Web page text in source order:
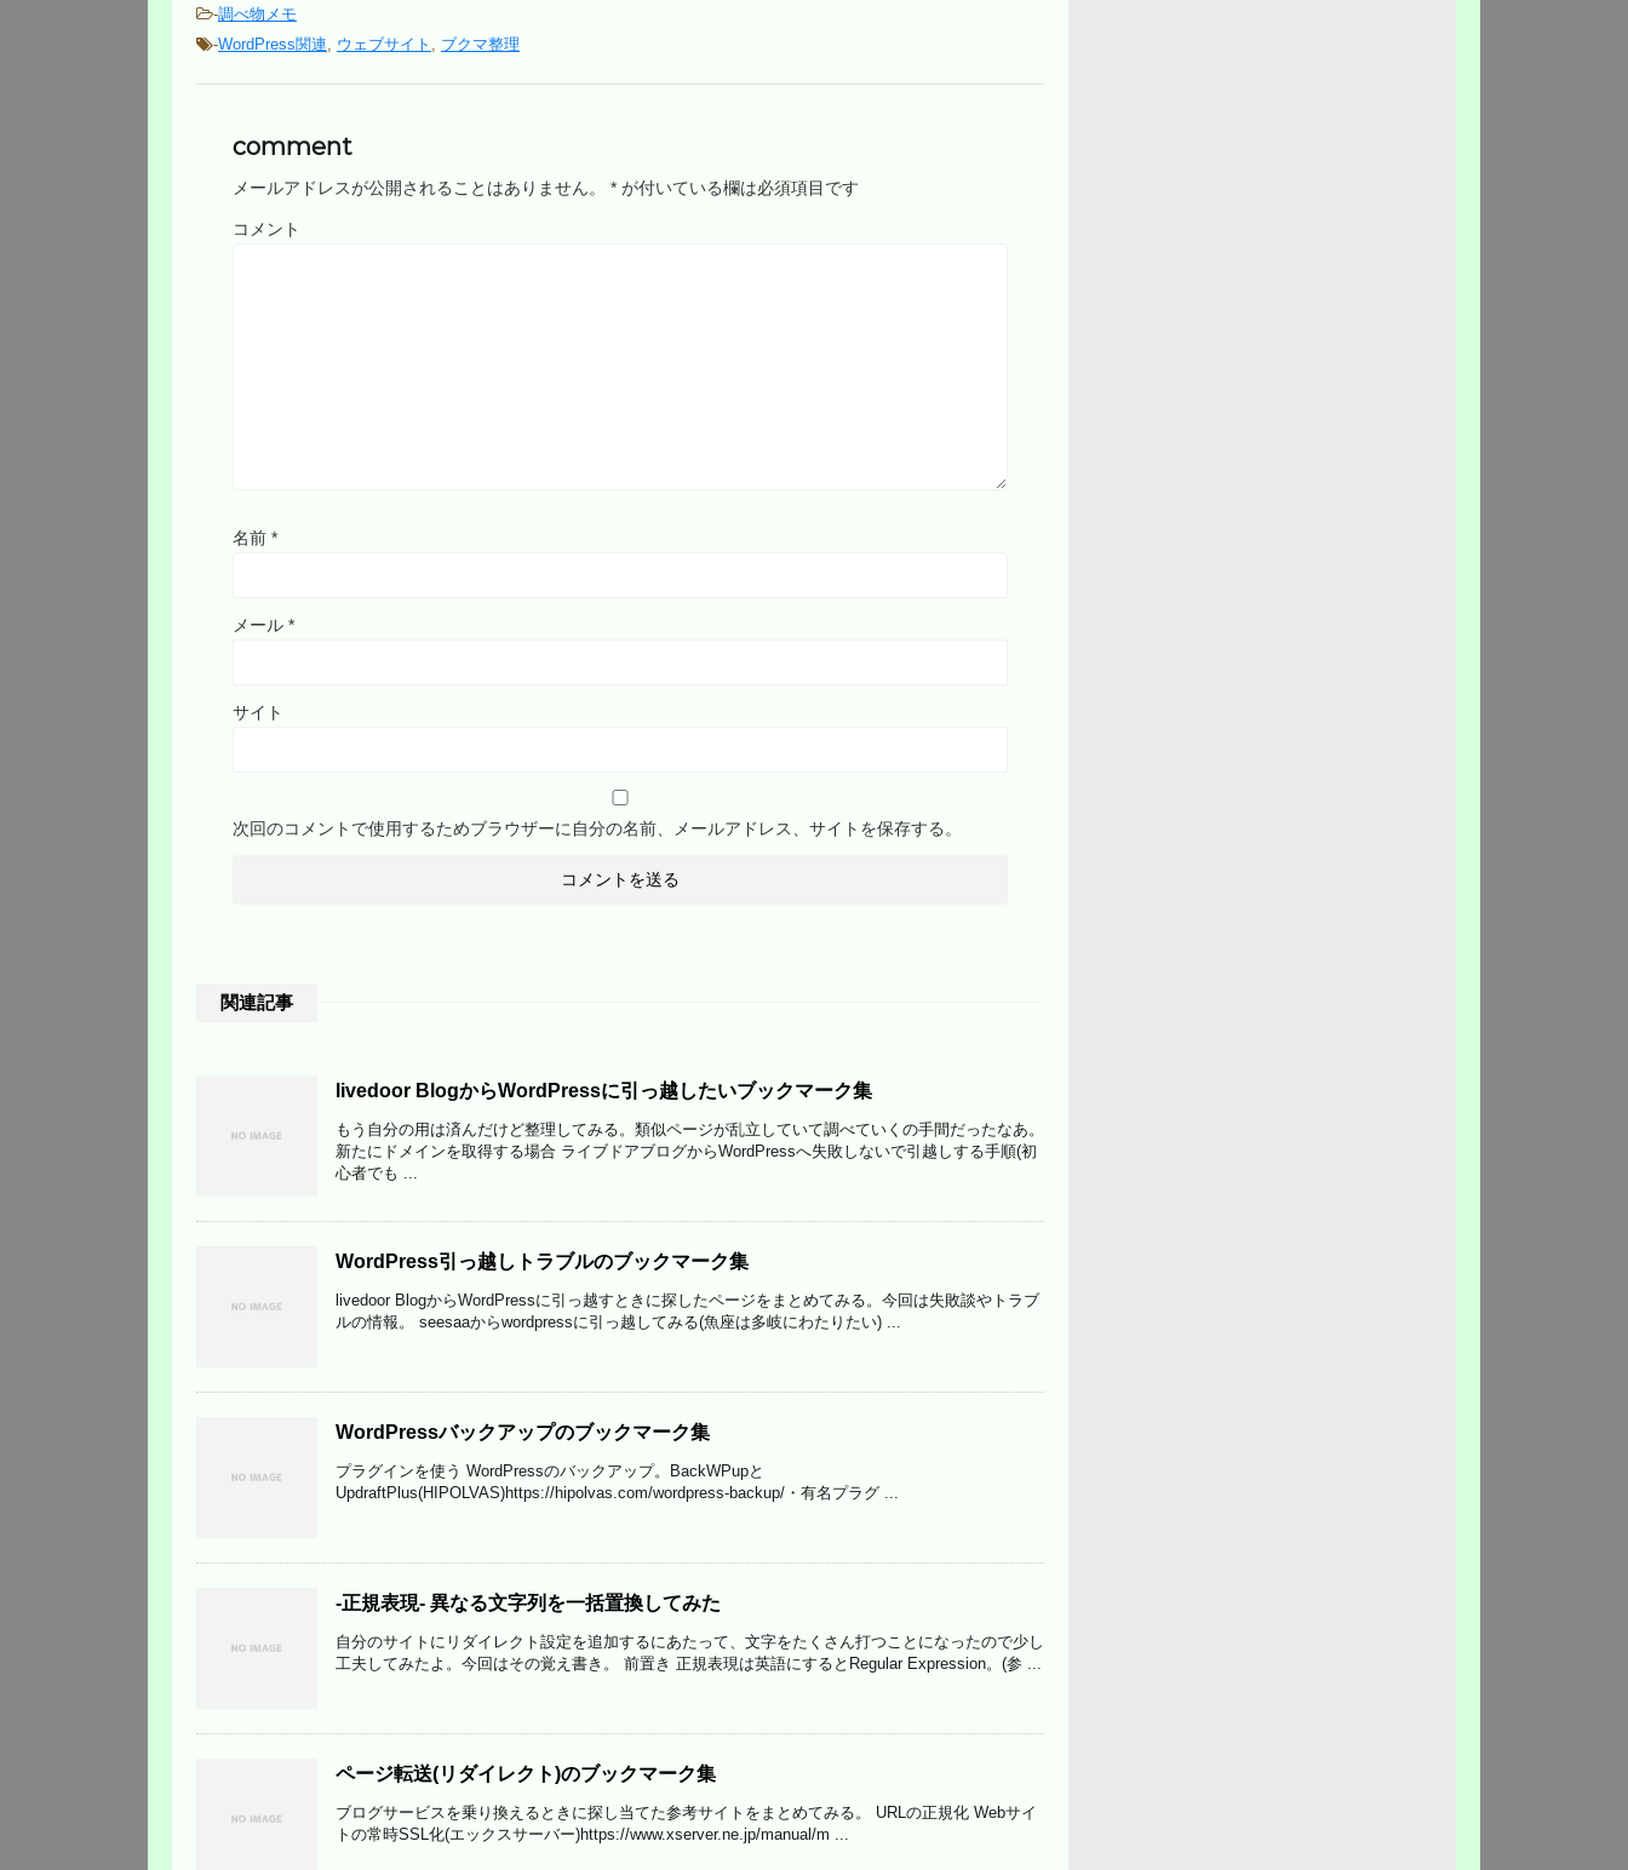
-調べ物メモ
-WordPress関連, ウェブサイト , ブクマ整理
comment
メールアドレスが公開されることはありません。 * が付いている欄は必須項目です
コメント
名前 *
メール *
サイト
次回のコメントで使用するためブラウザーに自分の名前、メールアドレス、サイトを保存する。
関連記事
livedoor BlogからWordPressに引っ越したいブックマーク集
もう自分の用は済んだけど整理してみる。類似ページが乱立していて調べていくの手間だったなあ。
新たにドメインを取得する場合 ライブドアブログからWordPressへ失敗しないで引越しする手順(初
心者でも ...
WordPress引っ越しトラブルのブックマーク集
livedoor BlogからWordPressに引っ越すときに探したページをまとめてみる。今回は失敗談やトラブ
ルの情報。 seesaaからwordpressに引っ越してみる(魚座は多岐にわたりたい) ...
WordPressバックアップのブックマーク集
プラグインを使う WordPressのバックアップ。BackWPupと
UpdraftPlus(HIPOLVAS)https://hipolvas.com/wordpress-backup/・有名プラグ ...
-正規表現- 異なる文字列を一括置換してみた
自分のサイトにリダイレクト設定を追加するにあたって、文字をたくさん打つことになったので少し
工夫してみたよ。今回はその覚え書き。 前置き 正規表現は英語にするとRegular Expression。(参 ...
ページ転送(リダイレクト)のブックマーク集
ブログサービスを乗り換えるときに探し当てた参考サイトをまとめてみる。 URLの正規化 Webサイ
トの常時SSL化(エックスサーバー)https://www.xserver.ne.jp/manual/m ...